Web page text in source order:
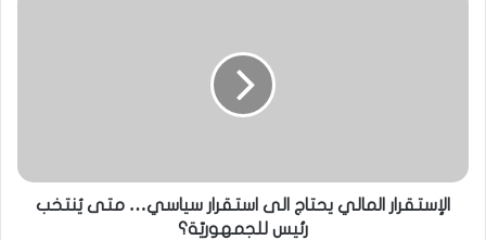
الإستقرار المالي يحتاج الى استقرار سياسي… متى يُنتخب
رئيس للجمهوريّة؟